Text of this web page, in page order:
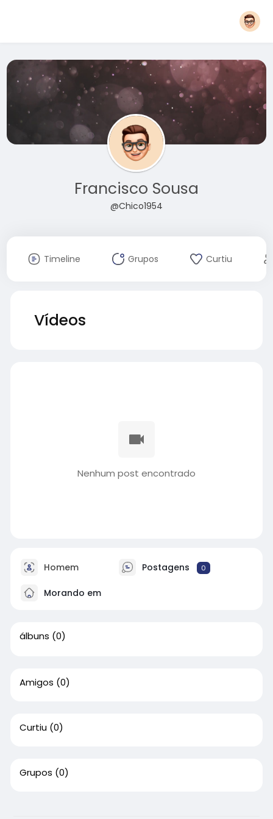
Francisco Sousa
@Chico1954
Timeline Grupos Curtiu
Vídeos
Nenhum post encontrado
Homem Postagens 0
Morando em
álbuns (0)
Amigos (0)
Curtiu (0)
Grupos (0)